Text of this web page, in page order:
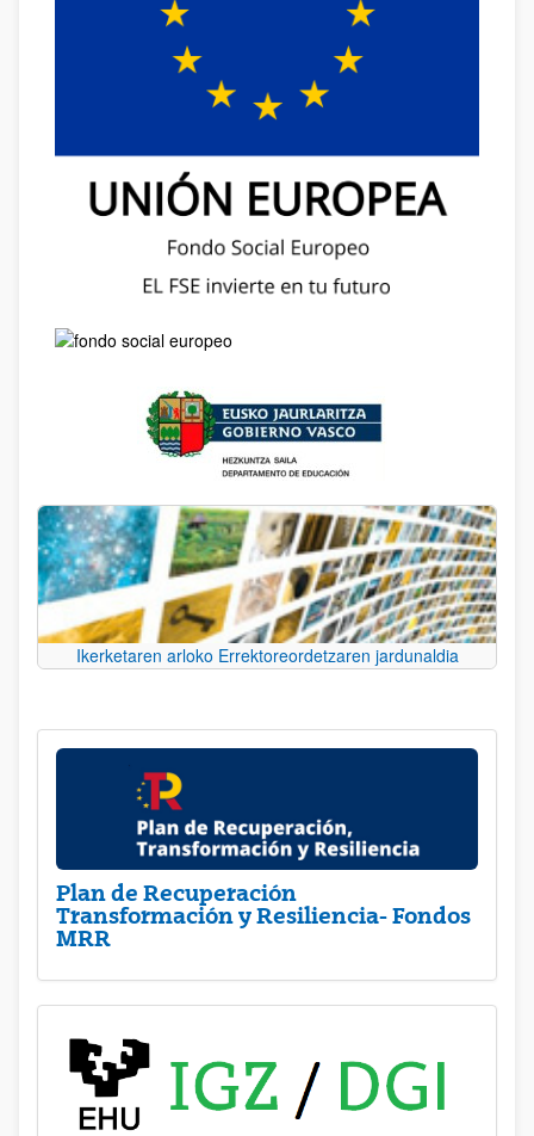
Ikerketaren arloko Errektoreordetzaren jardunaldia
Plan de Recuperación
Transformación y Resiliencia- Fondos
MRR